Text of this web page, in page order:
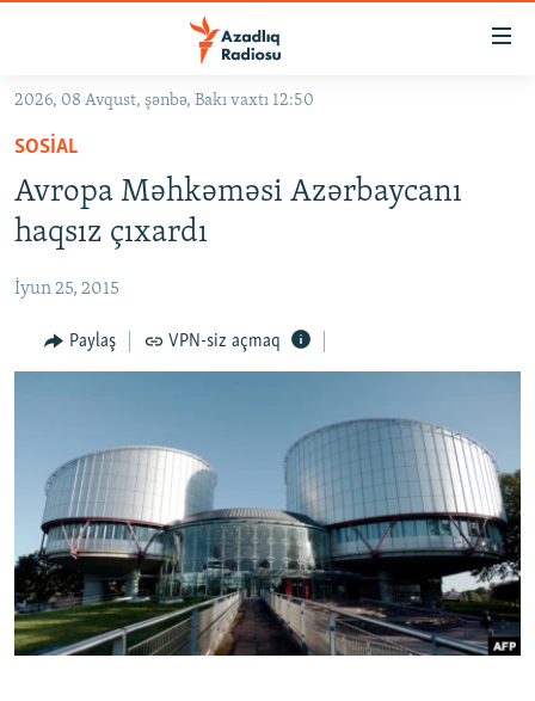
Əsas
qayıt
Əsas
naviqasiyaya
qayıt
Axtarışa
keç
GÜNDƏM
KORRUPSIOMETR
#ƏSLINDƏ
FƏRQƏ BAX
QANUNI DOĞRU
VIDEO
FOTOQALEREYA
İNFOQRAFIKA
KARIKATURA
RADIO ARXIV
OXU ZALI
AZƏRBAYCAN ƏDƏBIYYATI KITABXANASI
İSLAM VƏ DEMOKRATIYA
İZ - MƏDƏNIYYƏT PROQRAMI
HAQQIMIZDA
MISSIYAMIZ
PEŞƏ ETIKASI VƏ JURNALISTIKA STANDARTLARIMIZ
MATERIALLARIMIZDAN ISTIFADƏ
BIZI IZLƏ
2026, 08 Avqust, şənbə, Bakı vaxtı 12:50
SOSIAL
Avropa Məhkəməsi Azərbaycanı
haqsız çıxardı
İyun 25, 2015
Paylaş VPN-siz açmaq